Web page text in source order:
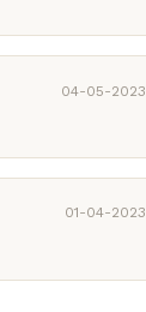
04-05-2023
01-04-2023